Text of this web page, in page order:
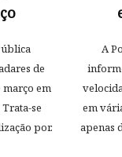
de
março em
se
por.
A
em
apenas